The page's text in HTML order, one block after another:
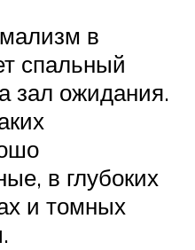
в
спальный
зал ожидания.
в глубоких
и томных